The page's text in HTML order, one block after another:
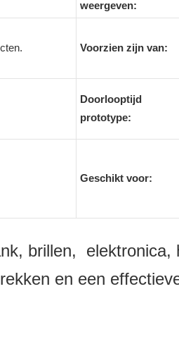
weergeven:
Voorzien zijn van:
Doorlooptijd
prototype:
Geschikt voor:
brillen, elektronica,
en een